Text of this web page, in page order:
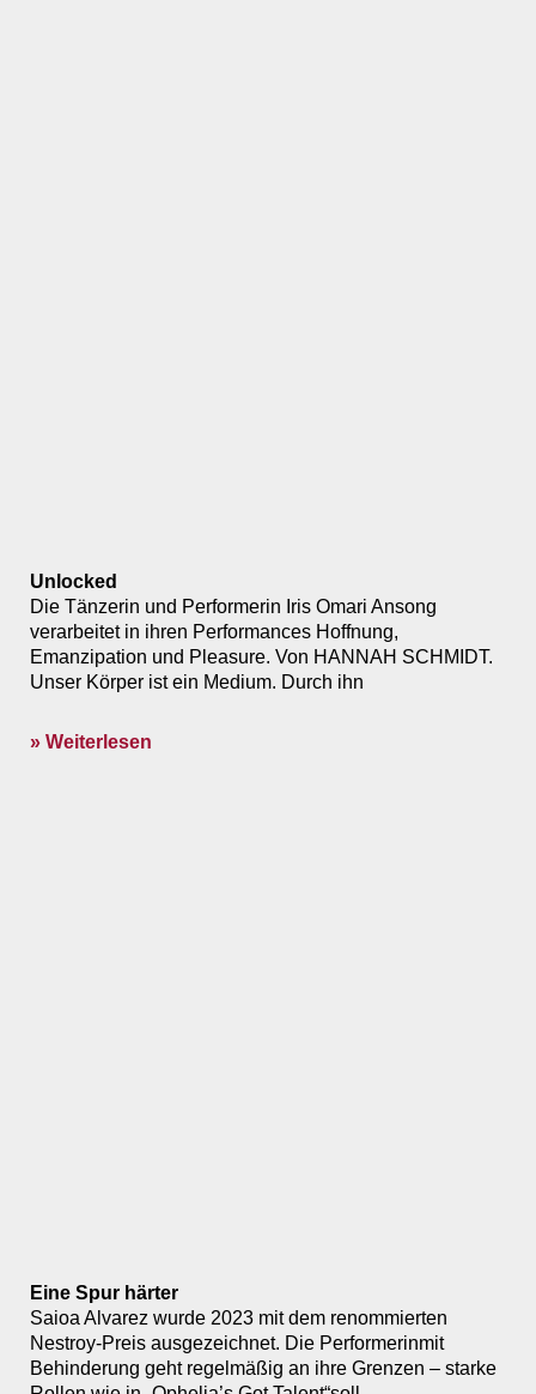
Unlocked
Die Tänzerin und Performerin Iris Omari Ansong
verarbeitet in ihren Performances Hoffnung,
Emanzipation und Pleasure. Von HANNAH SCHMIDT.
Unser Körper ist ein Medium. Durch ihn
» Weiterlesen
Eine Spur härter
Saioa Alvarez wurde 2023 mit dem renommierten
Nestroy-Preis ausgezeichnet. Die Performerinmit
Behinderung geht regelmäßig an ihre Grenzen – starke